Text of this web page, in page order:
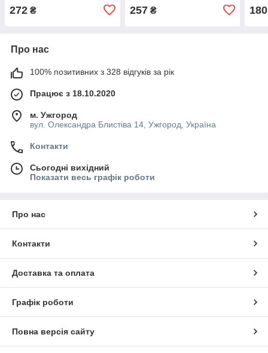
272 ₴ 257₴ 180
Про нас
100% позитивних з 328 відгуків за рік
Працює з 18.10.2020
м. Ужгород
вул. Олександра Блистіва 14, Ужгород, Україна
Контакти
Сьогодні вихідний
Показати весь графік роботи
Про нас
Контакти
Доставка та оплата
Графік роботи
Повна версія сайту